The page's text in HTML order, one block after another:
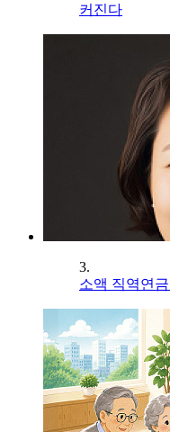
커진다
3.
소액 직역연